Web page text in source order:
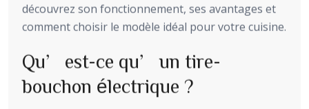
découvrez son fonctionnement, ses avantages et
comment choisir le modèle idéal pour votre cuisine.
Qu’est-ce qu’un tire-
bouchon électrique ?